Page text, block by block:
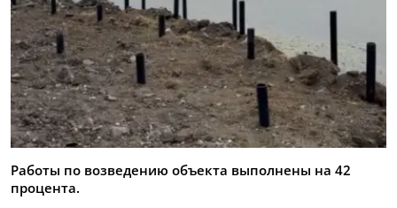
Работы по возведению объекта выполнены на 42
процента.